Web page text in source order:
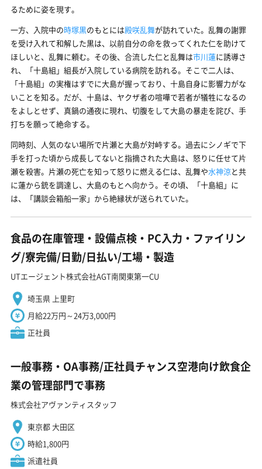
るために姿を現す。
一方、入院中の時塚黒のもとには殿咲乱舞が訪れていた。乱舞の謝罪
を受け入れて和解した黒は、以前自分の命を救ってくれた仁を助けて
ほしいと、乱舞に頼む。その後、合流した仁と乱舞は市川蓮に誘導さ
れ、「十島組」組長が入院している病院を訪れる。そこで二人は、
「十島組」の実権はすでに大島が握っており、十島自身に影響力がな
いことを知る。だが、十島は、ヤクザ者の喧嘩で若者が犠牲になるの
をよしとせず、真鍋の通夜に現れ、切腹をして大島の暴走を詫び、手
打ちを願って絶命する。
同時刻、人気のない場所で片瀬と大島が対峙する。過去にシノギで下
手を打った頃から成長してないと指摘された大島は、怒りに任せて片
瀬を殺害。片瀬の死亡を知って怒りに燃える仁は、乱舞や水神涼と共
に蓮から銃を調達し、大島のもとへ向かう。その頃、「十島組」に
は、「講談会箱船一家」から絶縁状が送られていた。
食品の在庫管理・設備点検・PC入力・ファイリン
グ/寮完備/日勤/日払い/工場・製造
UTエージェント株式会社AGT南関東第一CU
埼玉県 上里町
月給22万円～24万3,000円
正社員
一般事務・OA事務/正社員チャンス空港向け飲食企
業の管理部門で事務
株式会社アヴァンティスタッフ
東京都 大田区
時給1,800円
派遣社員